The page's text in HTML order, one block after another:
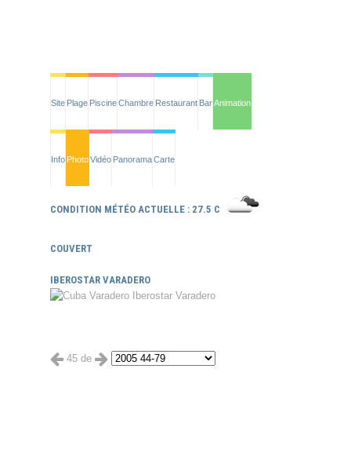
Site Plage PiscineChambre Restaurant BarAnimation
Info PhotoVidéo PanoramaCarte
CONDITION MÉTÉO ACTUELLE : 27.5 C
COUVERT
IBEROSTAR VARADERO
45 de